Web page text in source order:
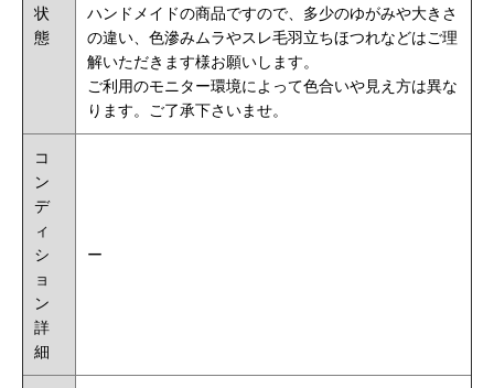
状
態
ハンドメイドの商品ですので、多少のゆがみや大きさ
の違い、色滲みムラやスレ毛羽立ちほつれなどはご理
解いただきます様お願いします。
ご利用のモニター環境によって色合いや見え方は異な
ります。ご了承下さいませ。
コ
ン
デ
ィ
シ
ョ
ン
詳
細
ー